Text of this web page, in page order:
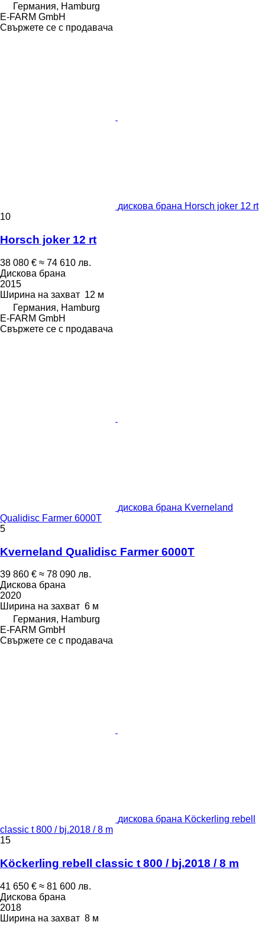
Германия, Hamburg
E-FARM GmbH
Свържете се с продавача
дискова брана Horsch joker 12 rt
10
Horsch joker 12 rt
38 080 € ≈ 74 610 лв.
Дискова брана
2015
Ширина на захват 12 м
Германия, Hamburg
E-FARM GmbH
Свържете се с продавача
дискова брана Kverneland
Qualidisc Farmer 6000T
5
Kverneland Qualidisc Farmer 6000T
39 860 € ≈ 78 090 лв.
Дискова брана
2020
Ширина на захват 6 м
Германия, Hamburg
E-FARM GmbH
Свържете се с продавача
дискова брана Köckerling rebell
classic t 800 / bj.2018 / 8 m
15
Köckerling rebell classic t 800 / bj.2018 / 8 m
41 650 € ≈ 81 600 лв.
Дискова брана
2018
Ширина на захват 8 м